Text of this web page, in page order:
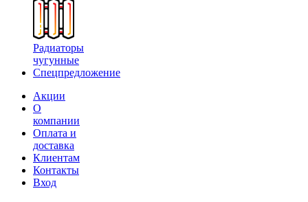
Радиаторы
чугунные
Спецпредложение
Акции
О
компании
Оплата и
доставка
Клиентам
Контакты
Вход